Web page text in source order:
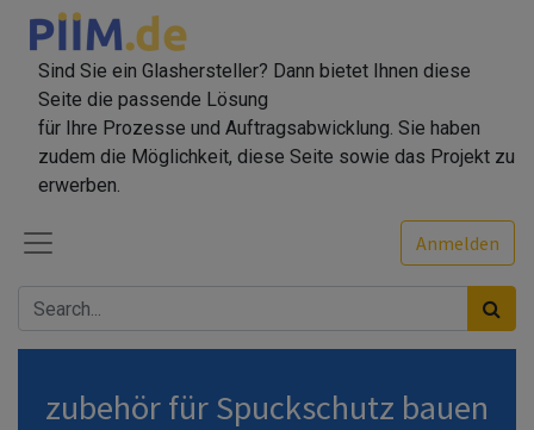
Sind Sie ein Glashersteller? Dann bietet Ihnen diese
Seite die passende Lösung
für Ihre Prozesse und Auftragsabwicklung. Sie haben
zudem die Möglichkeit, diese Seite sowie das Projekt zu
erwerben.
Anmelden
zubehör für Spuckschutz bauen